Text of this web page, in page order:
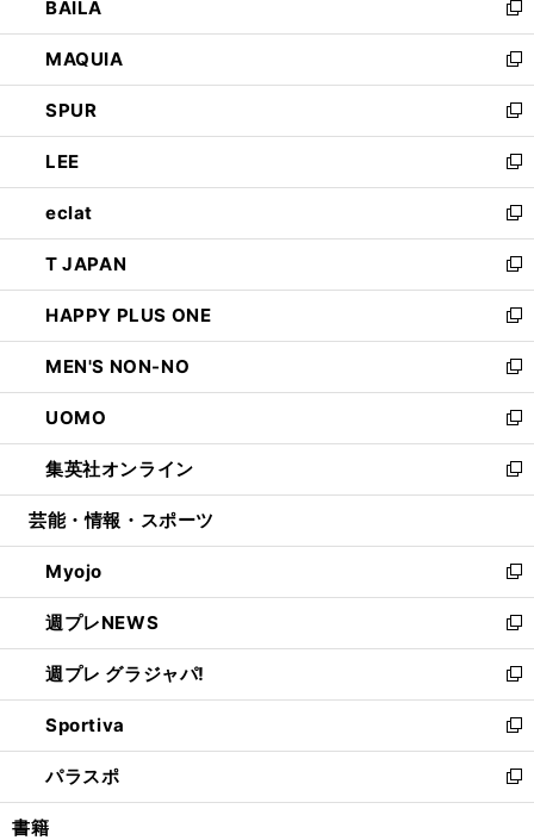
く
ィ
ン
ド
ウ
で
開
く
い
ウ
ィ
ン
ド
ウ
で
開
く
BAILA
新
し
い
ウ
ィ
ン
ド
ウ
で
開
く
MAQUIA
新
し
い
ウ
ィ
ン
ド
ウ
で
開
く
SPUR
新
し
い
ウ
ィ
ン
ド
ウ
で
開
く
LEE
新
し
い
ウ
ィ
ン
ド
ウ
で
開
く
eclat
新
し
い
ウ
ィ
ン
ド
ウ
で
開
く
T JAPAN
新
し
い
ウ
ィ
ン
ド
ウ
で
開
HAPPY PLUS ONE
新
し
い
ウ
ィ
ン
ド
ウ
開
く
MEN'S NON-NO
新
し
い
ウ
ィ
ン
ウ
で
開
く
UOMO
新
し
い
ウ
ン
ド
ウ
で
開
く
集英社オンライン
新
し
ウ
ィ
ン
ド
ウ
で
開
く
芸能・情報・スポーツ
Myojo
新
し
い
ウ
ィ
ン
ド
ウ
で
開
週プレNEWS
新
し
い
ウ
ィ
ン
ド
ウ
週プレ グラジャパ!
新
し
い
ウ
ィ
ン
Sportiva
新
し
い
ウ
パラスポ
新
し
書籍